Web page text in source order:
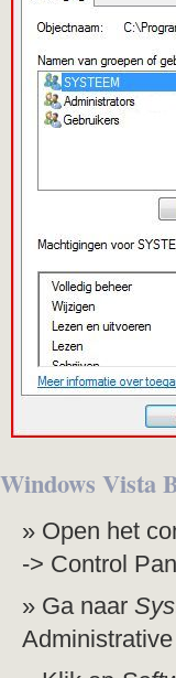
Windows Vista
Open het
-> Control
Ga naar